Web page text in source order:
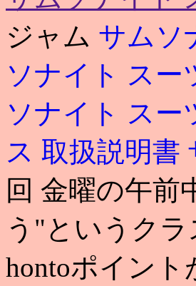
ジャム サムソ
ソナイト ス
ソナイト ス
ス 取扱説明書
回 金曜の午前
う"というク
hontoポイン